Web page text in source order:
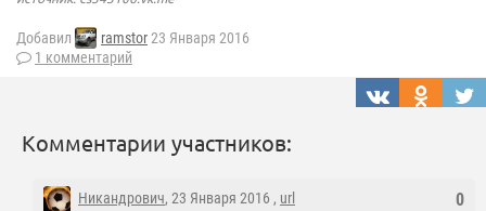
Добавил ramstor23 Января 2016
1 комментарий
Комментарии участников:
0
Никандрович, 23 Января 2016 , url